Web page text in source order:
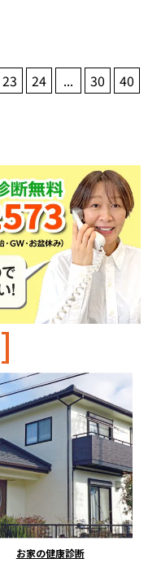
23 24 ... 30
40
]
お家の健康診断